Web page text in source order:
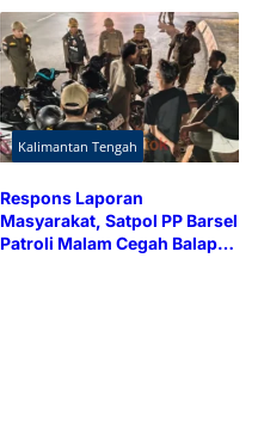
Kalimantan Tengah
Respons Laporan
Masyarakat, Satpol PP Barsel
Patroli Malam Cegah Balap